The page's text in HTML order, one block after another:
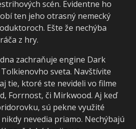
scén. Evidentne ho
ten jeho otrasný nemecký
Ešte že nechýba
z hry.
zachraňuje engine Dark
sveta. Navštívite
tie, ktoré ste nevideli vo filme
Forrnost, či Mirkwood. Aj keď
sú pekne využité
nevedia priamo. Nechýbajú